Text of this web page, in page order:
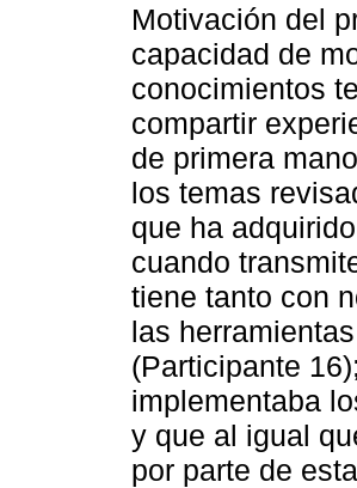
Motivación del
capacidad de
conocimientos
compartir
de primera
los temas
que ha
cuando
tiene tanto con
las
(Participante
implementaba
y que al igual
por parte de